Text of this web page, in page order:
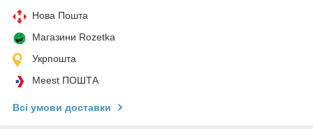
Нова Пошта
Магазини Rozetka
Укрпошта
Meest ПОШТА
Всі умови доставки